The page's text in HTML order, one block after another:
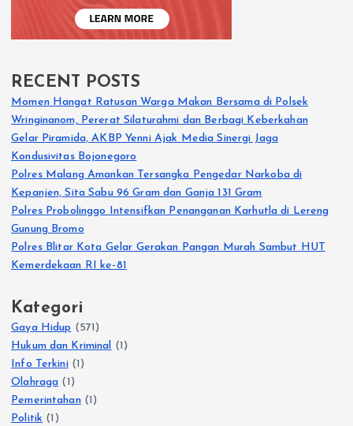
RECENT POSTS
Momen Hangat Ratusan Warga Makan Bersama di Polsek
Wringinanom, Pererat Silaturahmi dan Berbagi Keberkahan
Gelar Piramida, AKBP Yenni Ajak Media Sinergi Jaga
Kondusivitas Bojonegoro
Polres Malang Amankan Tersangka Pengedar Narkoba di
Kepanjen, Sita Sabu 96 Gram dan Ganja 131 Gram
Polres Probolinggo Intensifkan Penanganan Karhutla di Lereng
Gunung Bromo
Polres Blitar Kota Gelar Gerakan Pangan Murah Sambut HUT
Kemerdekaan RI ke-81
Kategori
Gaya Hidup (571)
Hukum dan Kriminal (1)
Info Terkini(1)
Olahraga (1)
Pemerintahan(1)
Politik (1)